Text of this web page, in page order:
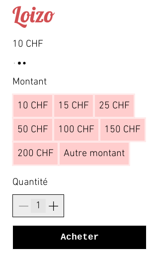
Loizo
10 CHF
Montant
10 CHF
15 CHF
25 CHF
50 CHF
100 CHF
150 CHF
200 CHF
Autre montant
Quantité
Acheter